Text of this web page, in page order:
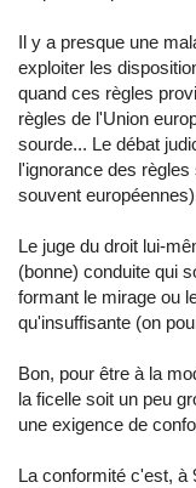
Il y a presque une
exploiter les
quand ces règles
règles de l'Union
sourde... Le débat
l'ignorance des
souvent
Le juge du droit lui-
(bonne) conduite qui
formant le mirage ou
qu'insuffisante (on
Bon, pour être à la
la ficelle soit un peu
une exigence de
La conformité c'est, à